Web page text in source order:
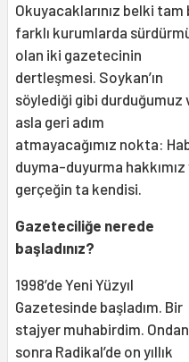
Okuyacaklarınız belki
farklı kurumlarda
olan iki gazetecinin
dertleşmesi. Soykan’ın
söylediği gibi durduğumuz
asla geri adım
atmayacağımız nokta:
duyma-duyurma hakkımız
gerçeğin ta kendisi.
Gazeteciliğe nerede
başladınız?
1998’de Yeni Yüzyıl
Gazetesinde başladım. Bir
stajyer muhabirdim. Ondan
sonra Radikal’de on yıllık